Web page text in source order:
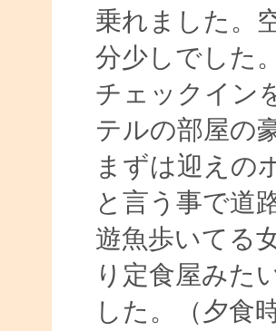
乗れました。
分少しでした。
チェックイン
テルの部屋の
まずは迎えの
と言う事で道
遊魚歩いてる
り定食屋みた
した。（夕食